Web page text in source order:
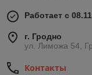
Работает с
г. Гродно
ул. Лиможа 54,
Контакты